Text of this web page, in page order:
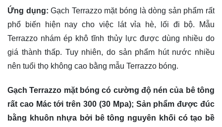
Ứng dụng: Gạch Terrazzo mặt bóng là dòng sản phẩm rất
phổ biến hiện nay cho việc lát vỉa hè, lối đi bộ. Mẫu
Terrazzo nhám ép khô tĩnh thủy lực được dùng nhiều do
giá thành thấp. Tuy nhiên, do sản phẩm hút nước nhiều
nên tuổi thọ không cao bằng mẫu Terrazzo bóng.
Gạch Terrazzo mặt bóng có cường độ nén của bê tông
rất cao Mác tới trên 300 (30 Mpa); Sản phẩm được đúc
bằng khuôn nhựa bởi bê tông nguyên khối có tạo bề